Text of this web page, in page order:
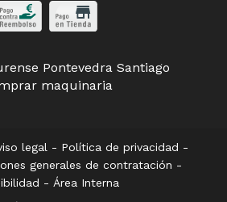
Pontevedra Santiago
maquinaria
legal - Política de privacidad -
generales de contratación -
- Área Interna